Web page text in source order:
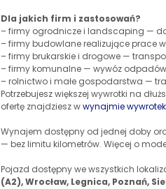
Dla jakich firm i zastosowań?
– firmy ogrodnicze i landscaping —
– firmy budowlane realizujące prace
– firmy brukarskie i drogowe —
– firmy komunalne — wywóz
– rolnictwo i małe gospodarstwa —
Potrzebujesz większej wywrotki na
ofertę znajdziesz wwynajmie wywrotek
Wynajem dostępny od jednej doby
— bez limitu kilometrów. Więcej o
Pojazd dostępny we wszystkich
(A2), Wrocław, Legnica, Poznań,